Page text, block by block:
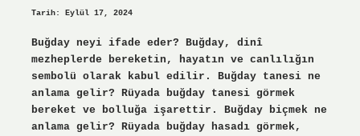
Tarih: Eylül 17, 2024
Buğday neyi ifade eder? Buğday, dinî
mezheplerde bereketin, hayatın ve canlılığın
sembolü olarak kabul edilir. Buğday tanesi ne
anlama gelir? Rüyada buğday tanesi görmek
bereket ve bolluğa işarettir. Buğday biçmek ne
anlama gelir? Rüyada buğday hasadı görmek,